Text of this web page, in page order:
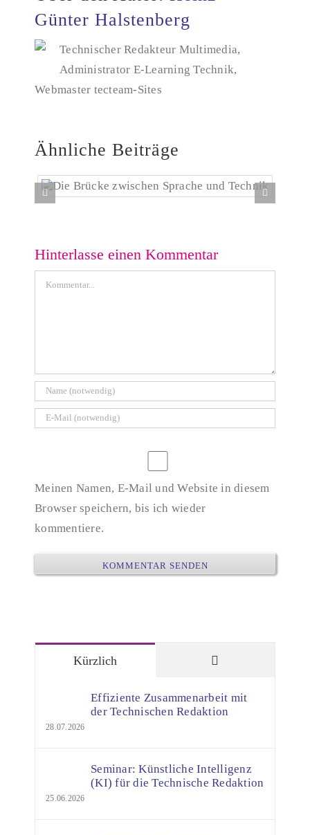
Günter Halstenberg
Technischer Redakteur Multimedia,
Administrator E-Learning Technik,
Webmaster tecteam-Sites
Ähnliche Beiträge
Hinterlasse einen Kommentar
Kommentar
Meinen Namen, E-Mail und Website in diesem
Browser speichern, bis ich wieder
kommentiere.
Kürzlich
Effiziente Zusammenarbeit mit
der Technischen Redaktion
28.07.2026
Seminar: Künstliche Intelligenz
(KI) für die Technische Redaktion
25.06.2026